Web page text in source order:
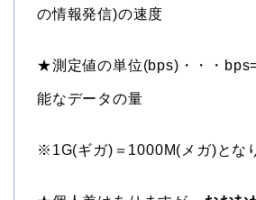
の情報発信)の速度
★測定値の単位(bps)・・・
能なデータの量
※1G(ギガ)＝1000M(メガ)とな